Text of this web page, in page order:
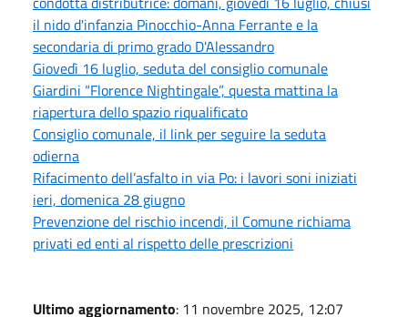
il nido d'infanzia Pinocchio-Anna Ferrante e la
secondaria di primo grado D'Alessandro
Giovedì 16 luglio, seduta del consiglio comunale
Giardini “Florence Nightingale”, questa mattina la
riapertura dello spazio riqualificato
Consiglio comunale, il link per seguire la seduta
odierna
Rifacimento dell’asfalto in via Po: i lavori soni iniziati
ieri, domenica 28 giugno
Prevenzione del rischio incendi, il Comune richiama
privati ed enti al rispetto delle prescrizioni
Ultimo aggiornamento: 11 novembre 2025, 12:07